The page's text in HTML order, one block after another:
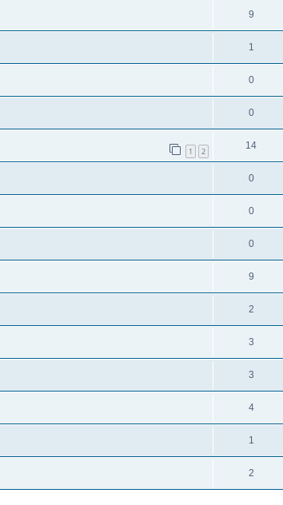
9
1
0
0
1 2
14
0
0
0
9
2
3
3
4
1
2